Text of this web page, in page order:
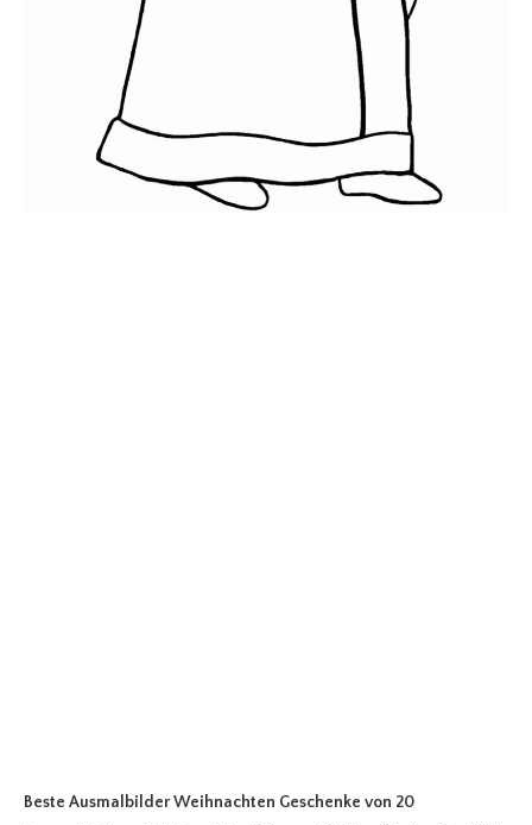
Beste Ausmalbilder Weihnachten Geschenke von 20